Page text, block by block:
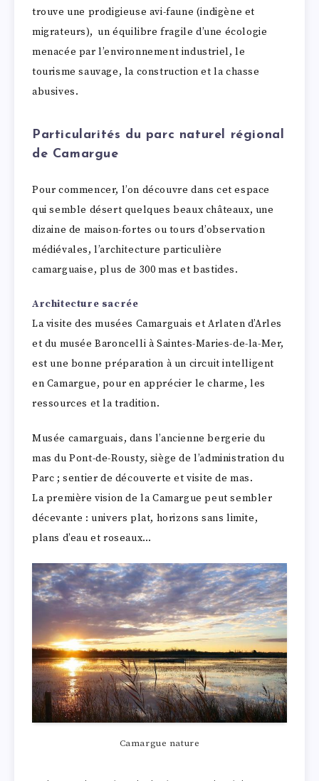
trouve une prodigieuse avi-faune (indigène et
migrateurs), un équilibre fragile d’une écologie
menacée par l’environnement industriel, le
tourisme sauvage, la construction et la chasse
abusives.
Particularités du parc naturel régional
de Camargue
Pour commencer, l’on découvre dans cet espace
qui semble désert quelques beaux châteaux, une
dizaine de maison-fortes ou tours d’observation
médiévales, l’architecture particulière
camarguaise, plus de 300 mas et bastides.
Architecture sacrée
La visite des musées Camarguais et Arlaten d’Arles
et du musée Baroncelli à Saintes-Maries-de-la-Mer,
est une bonne préparation à un circuit intelligent
en Camargue, pour en apprécier le charme, les
ressources et la tradition.
Musée camarguais, dans l’ancienne bergerie du
mas du Pont-de-Rousty, siège de l’administration du
Parc ; sentier de découverte et visite de mas.
La première vision de la Camargue peut sembler
décevante : univers plat, horizons sans limite,
plans d’eau et roseaux…
Camargue nature